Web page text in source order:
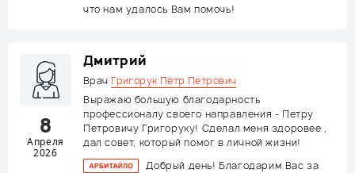
что нам удалось Вам помочь!
8
Апреля
2026
Дмитрий
Врач Григорук Пётр Петрович
Выражаю большую благодарность
профессионалу своего направления - Петру
Петровичу Григоруку! Сделал меня здоровее ,
дал совет, который помог в личной жизни!
Добрый день! Благодарим Вас за